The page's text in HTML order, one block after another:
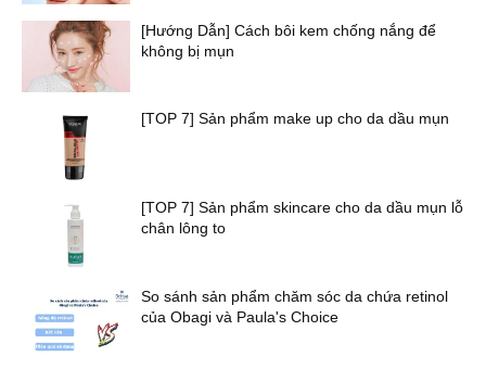
[Hướng Dẫn] Cách bôi kem chống nắng để
không bị mụn
[TOP 7] Sản phẩm make up cho da dầu mụn
[TOP 7] Sản phẩm skincare cho da dầu mụn lỗ
chân lông to
So sánh sản phẩm chăm sóc da chứa retinol
của Obagi và Paula's Choice